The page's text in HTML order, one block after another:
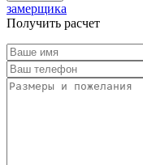
замерщика
Получить расчет